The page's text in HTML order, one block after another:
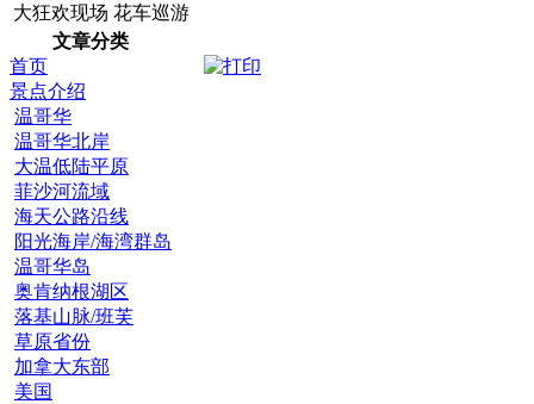
大狂欢现场 花车巡游
文章分类
首页
景点介绍
温哥华
温哥华北岸
大温低陆平原
菲沙河流域
海天公路沿线
阳光海岸/海湾群岛
温哥华岛
奥肯纳根湖区
落基山脉/班芙
草原省份
加拿大东部
美国